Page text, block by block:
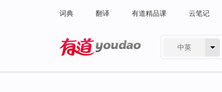
词典 翻译 有道精品课 云笔记
中英